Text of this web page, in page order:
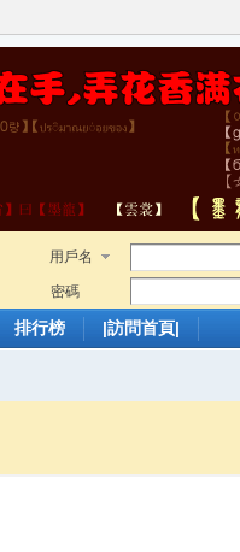
用戶名
密碼
排行榜 |訪問首頁|